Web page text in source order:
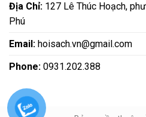
Địa Chỉ: 127 Lê Thúc Hoạch,
Phú
Email: hoisach.vn@gmail.com
Phone: 0931.202.388